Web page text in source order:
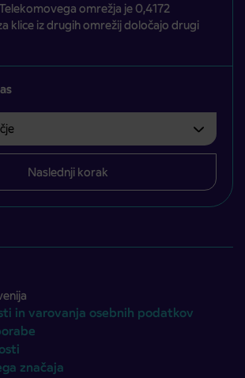
omrežja je 0,4172
klice iz drugih omrežij določajo drugi
izbrati.
Naslednji korak
in varovanja osebnih podatkov
značaja